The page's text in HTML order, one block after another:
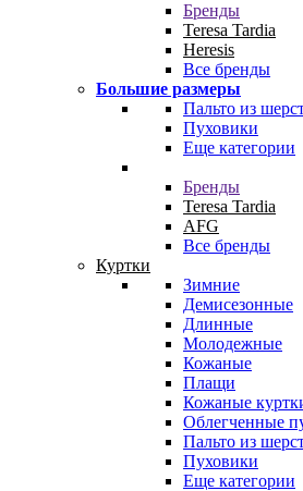
Бренды
Teresa Tardia
Heresis
Все бренды
Большие размеры
Пальто из
Пуховики
Еще категории
Бренды
Teresa Tardia
AFG
Все бренды
Куртки
Зимние
Демисезонные
Длинные
Молодежные
Кожаные
Плащи
Кожаные
Облегченные
Пальто из
Пуховики
Еще категории